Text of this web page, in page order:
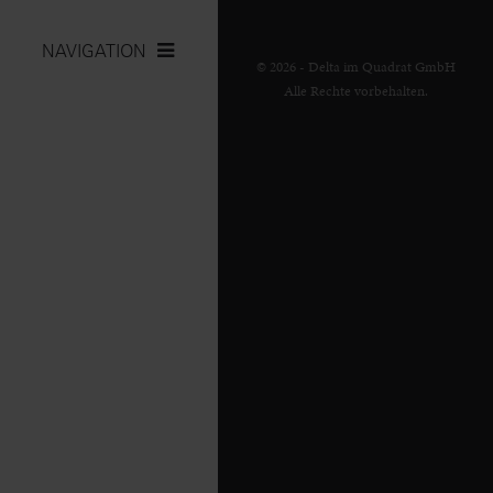
NAVIGATION
© 2026 - Delta im Quadrat GmbH
Alle Rechte vorbehalten.